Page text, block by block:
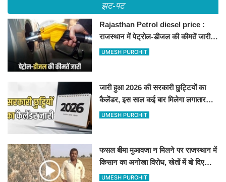
झट-पट
Rajasthan Petrol diesel price :
राजस्थान में पेट्रोल-डीजल की कीमतें जारी,
जानिए बीकानेर समेत पुरे प्रदेश में नए रेट
UMESH PUROHIT
जारी हुआ 2026 की सरकारी छुट्टियों का
कैलेंडर, इस साल कई बार मिलेगा लगातार
अवकाश, देखें
UMESH PUROHIT
फसल बीमा मुआवजा न मिलने पर राजस्थान में
किसान का अनोखा विरोध, खेतों में बो दिए
500-500 रुपए के नोट, वीडियो वायरल
UMESH PUROHIT